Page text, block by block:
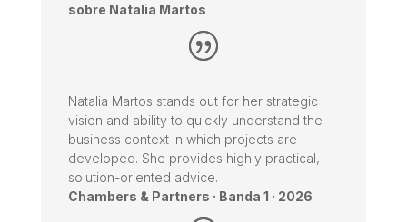
sobre Natalia Martos
Natalia Martos stands out for her strategic
vision and ability to quickly understand the
business context in which projects are
developed. She provides highly practical,
solution-oriented advice.
Chambers & Partners · Banda 1 · 2026